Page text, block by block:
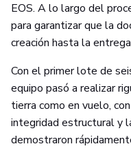
EOS. A lo largo del
para garantizar que la
creación hasta la
Con el primer lote de
equipo pasó a realizar
tierra como en vuelo,
integridad estructural y
demostraron